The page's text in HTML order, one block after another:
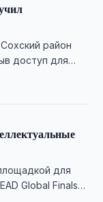
район
доступ для
для
Global Finals и